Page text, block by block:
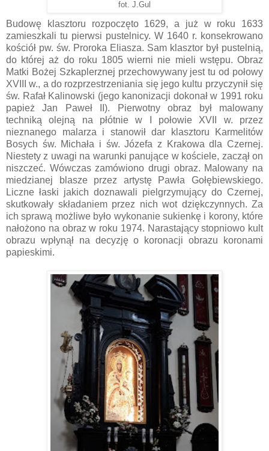
fot. J.Gul
Budowę klasztoru rozpoczęto 1629, a już w roku 1633
zamieszkali tu pierwsi pustelnicy. W 1640 r. konsekrowano
kościół pw. św. Proroka Eliasza. Sam klasztor był pustelnią,
do której aż do roku 1805 wierni nie mieli wstępu. Obraz
Matki Bożej Szkaplerznej przechowywany jest tu od połowy
XVIII w., a do rozprzestrzeniania się jego kultu przyczynił się
św. Rafał Kalinowski (jego kanonizacji dokonał w 1991 roku
papież Jan Paweł II). Pierwotny obraz był malowany
techniką olejną na płótnie w I połowie XVII w. przez
nieznanego malarza i stanowił dar klasztoru Karmelitów
Bosych św. Michała i św. Józefa z Krakowa dla Czernej.
Niestety z uwagi na warunki panujące w kościele, zaczął on
niszczeć. Wówczas zamówiono drugi obraz. Malowany na
miedzianej blasze przez artystę Pawła Gołębiewskiego.
Liczne łaski jakich doznawali pielgrzymujący do Czernej,
skutkowały składaniem przez nich wot dziękczynnych. Za
ich sprawą możliwe było wykonanie sukienkę i korony, które
nałożono na obraz w roku 1974. Narastający stopniowo kult
obrazu wpłynął na decyzję o koronacji obrazu koronami
papieskimi.